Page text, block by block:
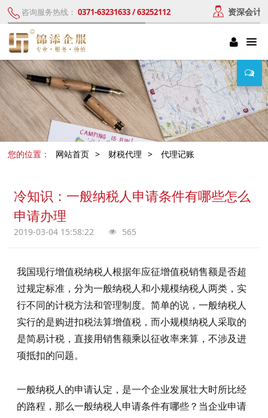
咨询服务热线： 0371-63231633 / 63252112 资深会计
您的位置： 网站首页 > 财税代理 > 代理记账
冷知识：一般纳税人申请条件有哪些怎么
申请办理
2019-03-04 15:58:22 565
我国现行增值税纳税人根据年应征增值税销售额是否超
过规定标准，分为一般纳税人和小规模纳税人两类，实
行不同的计税方法和管理制度。简单的说，一般纳税人
实行的是购进扣税法算增值税，而小规模纳税人采取的
是简易计税，直接用销售额乘以征收率来算，不涉及进
项抵扣的问题。
一般纳税人的申请认定，是一个企业发展壮大时所比经
的路程，那么一般纳税人申请条件有哪些？当企业申请